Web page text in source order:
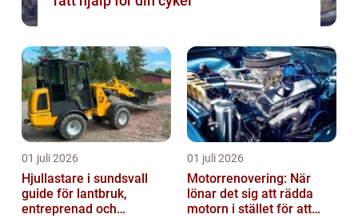
01 juli 2026
Hjullastare i sundsvall
guide för lantbruk,
entreprenad och
01 juli 2026
Motorrenovering: När
lönar det sig att rädda
motorn i stället för att